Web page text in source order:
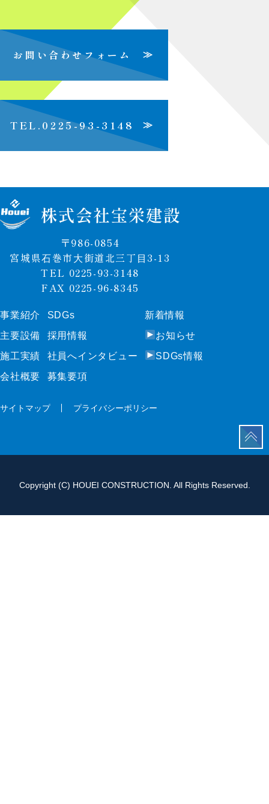
お問い合わせフォーム
≫
TEL.0225-93-3148
≫
〒986-0854
宮城県⽯巻市⼤街道北三丁⽬3-13
TEL 0225-93-3148
FAX 0225-96-8345
事業紹介
事業紹介
主要設備
主要設備
施⼯実績
施⼯実績
会社概要
SDGs
SDGs
採⽤情報
採⽤情報
社員へインタビュー
社員へインタビュー
募集要項
新着情報
新着情報
お知らせ
お知らせ
SDGs情報
サイトマップ
プライバシーポリシー
Copyright (C) HOUEI CONSTRUCTION. All Rights Reserved.